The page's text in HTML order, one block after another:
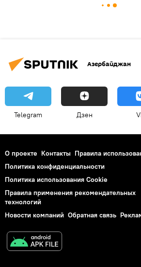
Азербайджан
Telegram Дзен
О проекте Контакты Правила
Политика конфиденциальности
Политика использования Cookie
Правила применения рекомендательных
технологий
Новости компаний Обратная связь